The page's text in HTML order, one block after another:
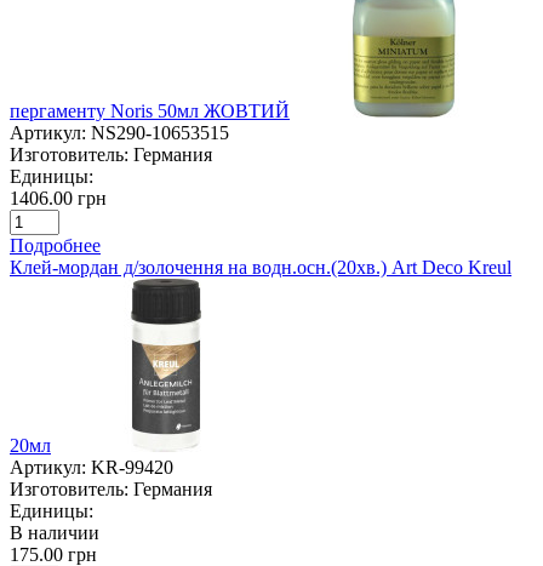
пергаменту Noris 50мл ЖОВТИЙ
Артикул: NS290-10653515
Изготовитель: Германия
Единицы:
1406.00 грн
Подробнее
Клей-мордан д/золочення на водн.осн.(20хв.) Art Deco Kreul
20мл
Артикул: KR-99420
Изготовитель: Германия
Единицы:
В наличии
175.00 грн